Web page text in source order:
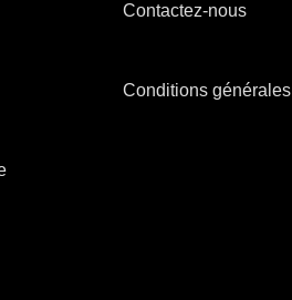
Contactez-nous
Conditions générales